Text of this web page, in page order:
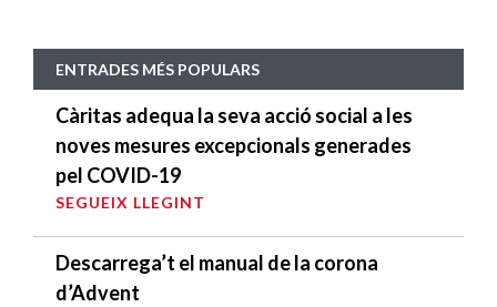
ENTRADES MÉS POPULARS
Càritas adequa la seva acció social a les
noves mesures excepcionals generades
pel COVID-19
SEGUEIX LLEGINT
Descarrega’t el manual de la corona
d’Advent